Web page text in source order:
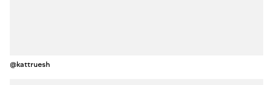
@kattruesh